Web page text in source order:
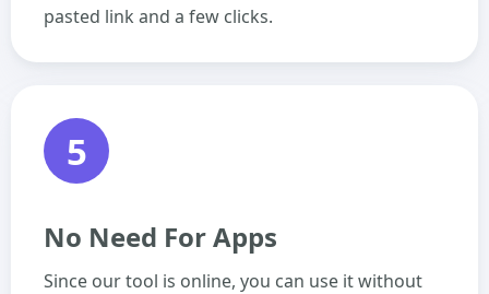
pasted link and a few clicks.
5
No Need For Apps
Since our tool is online, you can use it without